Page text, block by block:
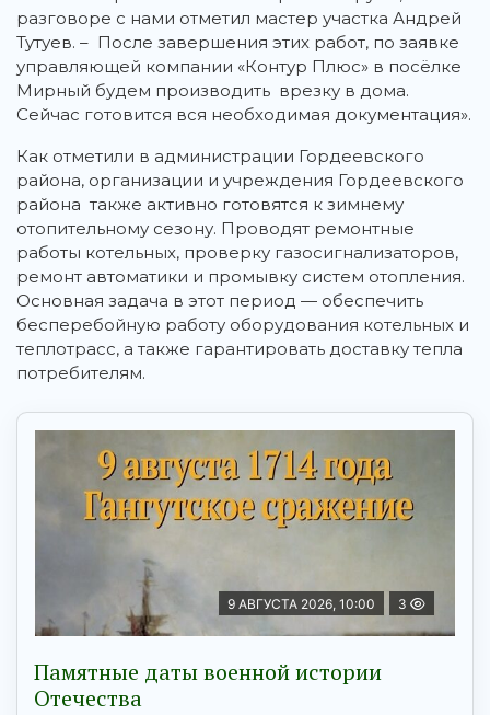
разговоре с нами отметил мастер участка Андрей
Тутуев. – После завершения этих работ, по заявке
управляющей компании «Контур Плюс» в посёлке
Мирный будем производить врезку в дома.
Сейчас готовится вся необходимая документация».
Как отметили в администрации Гордеевского
района, организации и учреждения Гордеевского
района также активно готовятся к зимнему
отопительному сезону. Проводят ремонтные
работы котельных, проверку газосигнализаторов,
ремонт автоматики и промывку систем отопления.
Основная задача в этот период — обеспечить
бесперебойную работу оборудования котельных и
теплотрасс, а также гарантировать доставку тепла
потребителям.
9 АВГУСТА 2026, 10:00 3
Памятные даты военной истории
Отечества